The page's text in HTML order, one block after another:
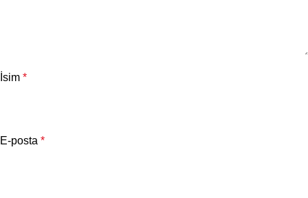
İsim *
E-posta *